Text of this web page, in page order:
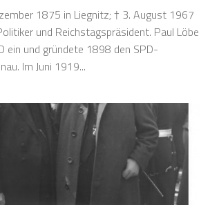
1875 in Liegnitz; † 3. August 1967
und Reichstagspräsident. Paul Löbe
ein und gründete 1898 den SPD-
Im Juni 1919...